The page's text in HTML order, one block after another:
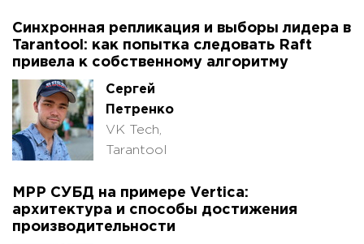
Синхронная репликация и выборы лидера в
Tarantool: как попытка следовать Raft
привела к собственному алгоритму
Сергей
Петренко
VK Tech,
Tarantool
MPP СУБД на примере Vertica:
архитектура и способы достижения
производительности